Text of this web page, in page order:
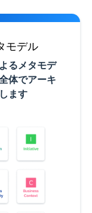
モデル
るメタモデ
体でアーキ
ます